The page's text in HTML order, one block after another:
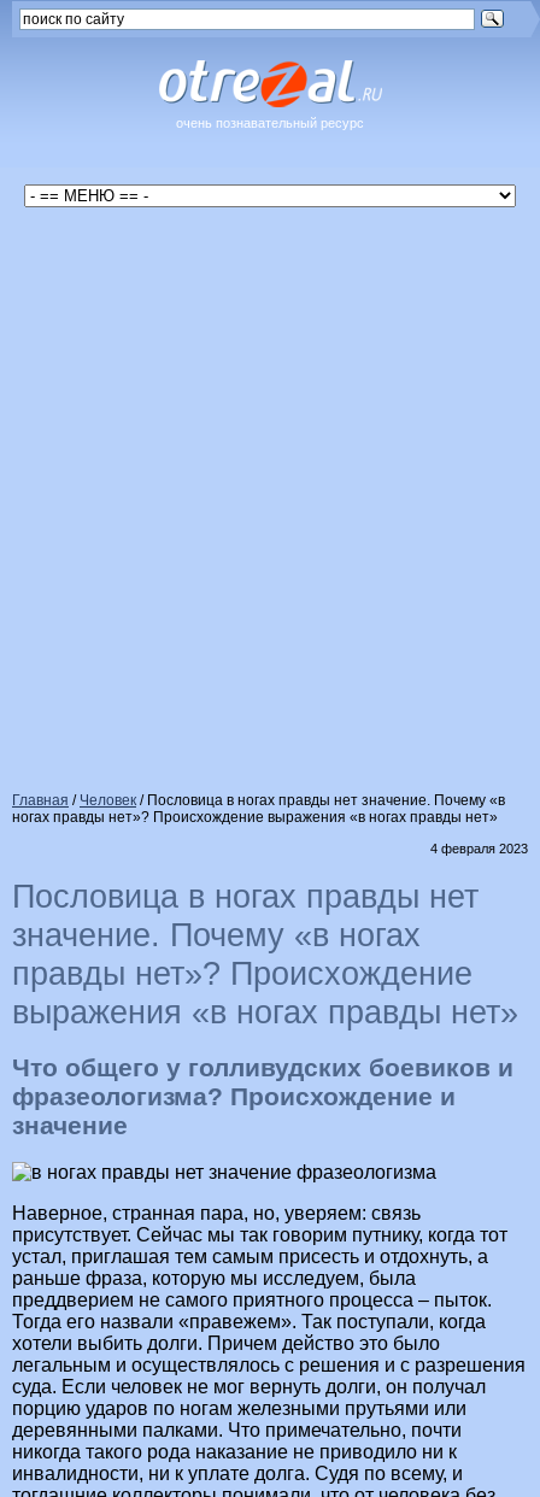
очень познавательный ресурс
Главная / Человек / Пословица в ногах правды нет значение. Почему «в
ногах правды нет»? Происхождение выражения «в ногах правды нет»
4 февраля 2023
Пословица в ногах правды нет
значение. Почему «в ногах
правды нет»? Происхождение
выражения «в ногах правды нет»
Что общего у голливудских боевиков и
фразеологизма? Происхождение и
значение
Наверное, странная пара, но, уверяем: связь
присутствует. Сейчас мы так говорим путнику, когда тот
устал, приглашая тем самым присесть и отдохнуть, а
раньше фраза, которую мы исследуем, была
преддверием не самого приятного процесса – пыток.
Тогда его назвали «правежем». Так поступали, когда
хотели выбить долги. Причем действо это было
легальным и осуществлялось с решения и с разрешения
суда. Если человек не мог вернуть долги, он получал
порцию ударов по ногам железными прутьями или
деревянными палками. Что примечательно, почти
никогда такого рода наказание не приводило ни к
инвалидности, ни к уплате долга. Судя по всему, и